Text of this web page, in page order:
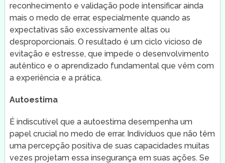
reconhecimento e validação pode intensificar ainda
mais o medo de errar, especialmente quando as
expectativas são excessivamente altas ou
desproporcionais. O resultado é um ciclo vicioso de
evitação e estresse, que impede o desenvolvimento
autêntico e o aprendizado fundamental que vêm com
a experiência e a prática.
Autoestima
É indiscutível que a autoestima desempenha um
papel crucial no medo de errar. Indivíduos que não têm
uma percepção positiva de suas capacidades muitas
vezes projetam essa insegurança em suas ações. Se